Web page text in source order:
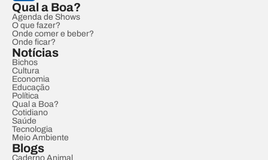
Qual a Boa?
Agenda de Shows
O que fazer?
Onde comer e beber?
Onde ficar?
Notícias
Bichos
Cultura
Economia
Educação
Política
Qual a Boa?
Cotidiano
Saúde
Tecnologia
Meio Ambiente
Blogs
Caderno Animal